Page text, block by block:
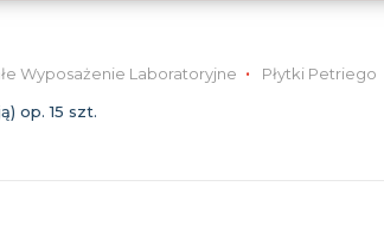
Wyposażenie Laboratoryjne Płytki Petriego
op. 15 szt.